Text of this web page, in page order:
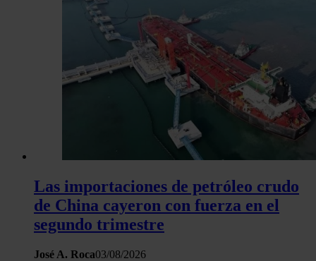
Las importaciones de petróleo crudo
de China cayeron con fuerza en el
segundo trimestre
José A. Roca03/08/2026